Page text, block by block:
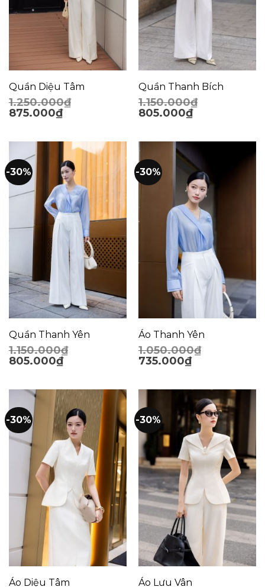
Quần Diệu Tâm
1.250.000₫
875.000₫
Quần Thanh Bích
1.150.000₫
805.000₫
-30%
Quần Thanh Yên
1.150.000₫
805.000₫
-30%
Áo Thanh Yên
1.050.000₫
735.000₫
-30%
Áo Diệu Tâm
-30%
Áo Lưu Vân